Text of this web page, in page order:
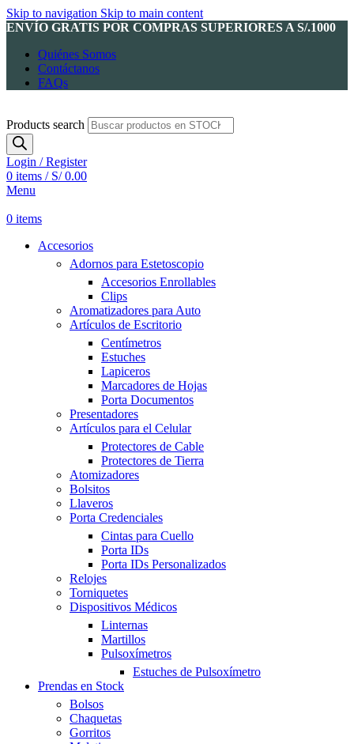
Skip to navigation Skip to main content
ENVÍO GRATIS POR COMPRAS SUPERIORES A S/.1000
Quiénes Somos
Contáctanos
FAQs
Products search
Login / Register
0 items / S/0.00
Menu
0 items
Accesorios
Adornos para Estetoscopio
Accesorios Enrollables
Clips
Aromatizadores para Auto
Artículos de Escritorio
Centímetros
Estuches
Lapiceros
Marcadores de Hojas
Porta Documentos
Presentadores
Artículos para el Celular
Protectores de Cable
Protectores de Tierra
Atomizadores
Bolsitos
Llaveros
Porta Credenciales
Cintas para Cuello
Porta IDs
Porta IDs Personalizados
Relojes
Torniquetes
Dispositivos Médicos
Linternas
Martillos
Pulsoxímetros
Estuches de Pulsoxímetro
Prendas en Stock
Bolsos
Chaquetas
Gorritos